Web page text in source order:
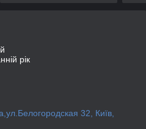
рік
32, Київ,